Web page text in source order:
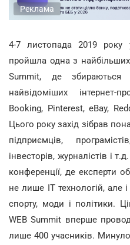
Реклама
4-7 листопада 2019 року
пройшла одна з найбільших
Summit, де збираються
найвідоміших інтернет-
Booking, Pinterest, eBay,
Цього року захід зібрав
підприємців,
інвесторів, журналістів і
конференції, де експерти
не лише IT технологій, але
спорту, моди і політики.
WEB Summit вперше
лише 400 учасників.